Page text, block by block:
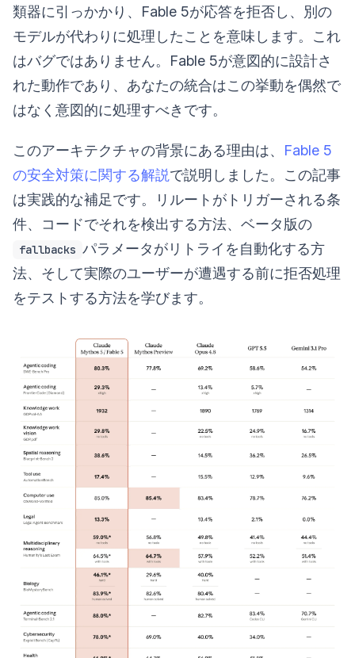
類器に引っかかり、Fable 5が応答を拒否し、別の
モデルが代わりに処理したことを意味します。これ
はバグではありません。Fable 5が意図的に設計さ
れた動作であり、あなたの統合はこの挙動を偶然で
はなく意図的に処理すべきです。
このアーキテクチャの背景にある理由は、 Fable 5
の安全対策に関する解説で説明しました。この記事
は実践的な補足です。リルートがトリガーされる条
件、コードでそれを検出する方法、ベータ版の
fallbacks パラメータがリトライを自動化する方
法、そして実際のユーザーが遭遇する前に拒否処理
をテストする方法を学びます。